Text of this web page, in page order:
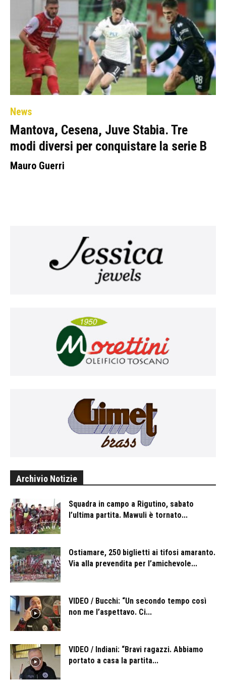
News
Mantova, Cesena, Juve Stabia. Tre
modi diversi per conquistare la serie B
Mauro Guerri
Archivio Notizie
Squadra in campo a Rigutino, sabato
l’ultima partita. Mawuli è tornato...
Ostiamare, 250 biglietti ai tifosi amaranto.
Via alla prevendita per l’amichevole...
VIDEO / Bucchi: “Un secondo tempo così
non me l’aspettavo. Ci...
VIDEO / Indiani: “Bravi ragazzi. Abbiamo
portato a casa la partita...